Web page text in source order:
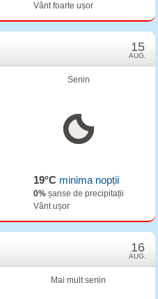
Vânt foarte ușor
15
AUG.
Senin
19°Cminima nopții
0%șanse de precipitații
Vânt ușor
16
AUG.
Mai mult senin